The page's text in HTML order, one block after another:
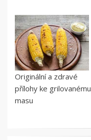
Originální a zdravé
přílohy ke grilovanému
masu